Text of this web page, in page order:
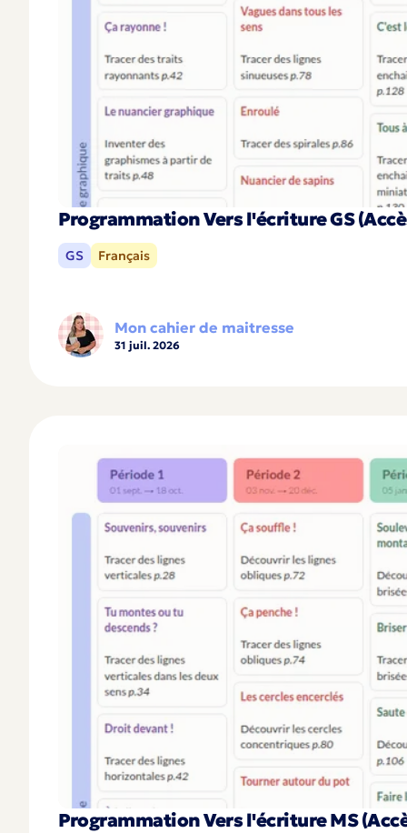
Programmation Vers l'écriture GS
GS Français
Mon cahier de maitresse
31 juil. 2026
Programmation Vers l'écriture MS